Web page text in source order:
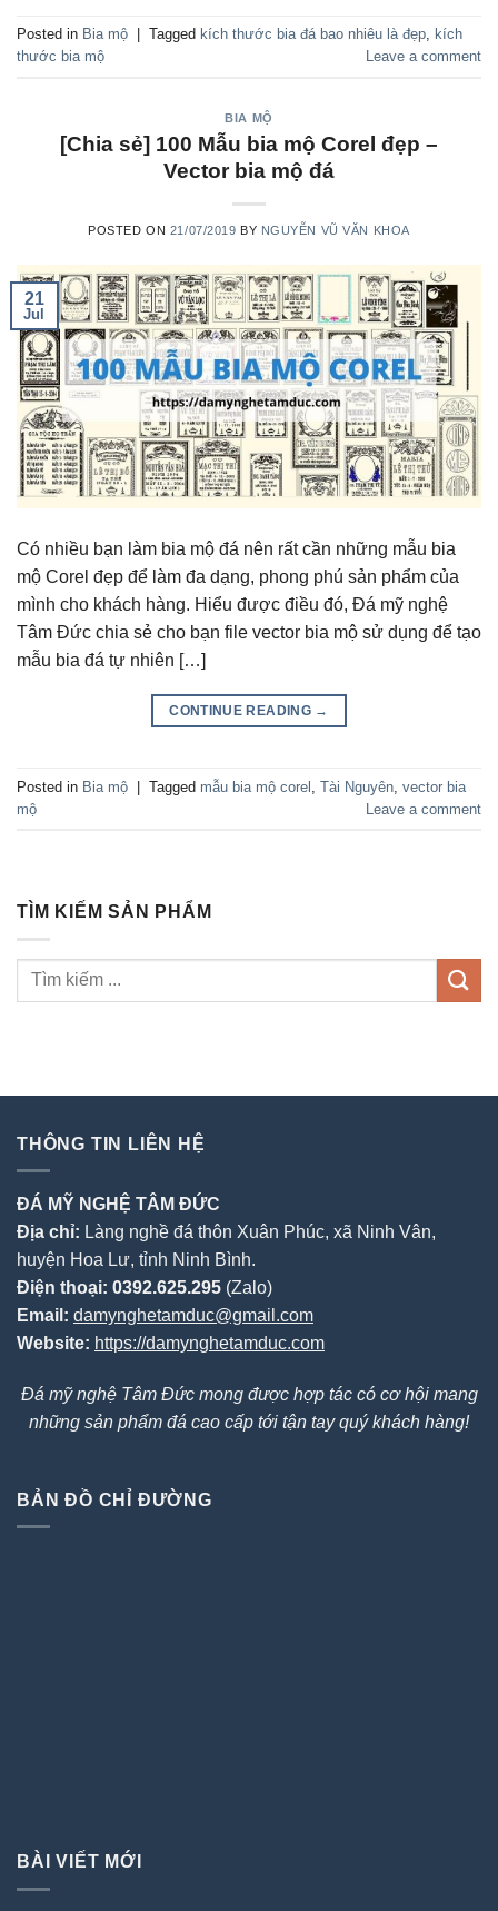
Posted in Bia mộ Tagged kích thước bia đá bao nhiêu là đẹp, kích
thước bia mộ
Leave a comment
BIA MỘ
[Chia sẻ] 100 Mẫu bia mộ Corel đẹp –
Vector bia mộ đá
POSTED ON 21/07/2019 BY NGUYỄN VŨ VĂN KHOA
21
Jul
Có nhiều bạn làm bia mộ đá nên rất cần những mẫu bia
mộ Corel đẹp để làm đa dạng, phong phú sản phẩm của
mình cho khách hàng. Hiểu được điều đó, Đá mỹ nghệ
Tâm Đức chia sẻ cho bạn file vector bia mộ sử dụng để tạo
mẫu bia đá tự nhiên […]
CONTINUE READING →
Posted in Bia mộ | Tagged mẫu bia mộ corel Tài Nguyên vector bia
mộ
Leave a comment
TÌM KIẾM SẢN PHẨM
THÔNG TIN LIÊN HỆ
ĐÁ MỸ NGHỆ TÂM ĐỨC
Địa chỉ: Làng nghề đá thôn Xuân Phúc, xã Ninh Vân,
huyện Hoa Lư, tỉnh Ninh Bình.
Điện thoại: 0392.625.295 (Zalo)
Email: damynghetamduc@gmail.com
Website: https://damynghetamduc.com
Đá mỹ nghệ Tâm Đức mong được hợp tác có cơ hội mang
những sản phẩm đá cao cấp tới tận tay quý khách hàng!
BẢN ĐỒ CHỈ ĐƯỜNG
BÀI VIẾT MỚI